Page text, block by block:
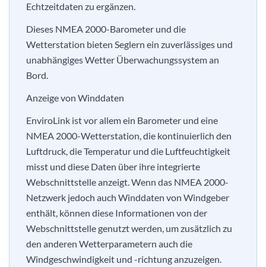
Echtzeitdaten zu ergänzen.
Dieses NMEA 2000-Barometer und die
Wetterstation bieten Seglern ein zuverlässiges und
unabhängiges Wetter Überwachungssystem an
Bord.
Anzeige von Winddaten
EnviroLink ist vor allem ein Barometer und eine
NMEA 2000-Wetterstation, die kontinuierlich den
Luftdruck, die Temperatur und die Luftfeuchtigkeit
misst und diese Daten über ihre integrierte
Webschnittstelle anzeigt. Wenn das NMEA 2000-
Netzwerk jedoch auch Winddaten von Windgeber
enthält, können diese Informationen von der
Webschnittstelle genutzt werden, um zusätzlich zu
den anderen Wetterparametern auch die
Windgeschwindigkeit und -richtung anzuzeigen.